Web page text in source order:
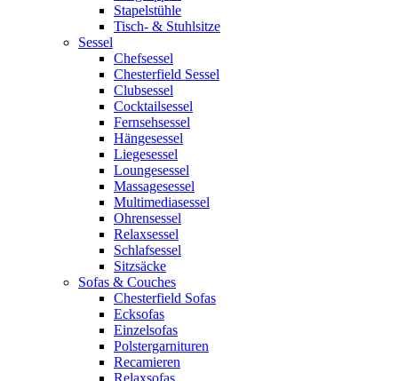
Stapelstühle
Tisch- & Stuhlsitze
Sessel
Chefsessel
Chesterfield Sessel
Clubsessel
Cocktailsessel
Fernsehsessel
Hängesessel
Liegesessel
Loungesessel
Massagesessel
Multimediasessel
Ohrensessel
Relaxsessel
Schlafsessel
Sitzsäcke
Sofas & Couches
Chesterfield Sofas
Ecksofas
Einzelsofas
Polstergarnituren
Recamieren
Relaxsofas